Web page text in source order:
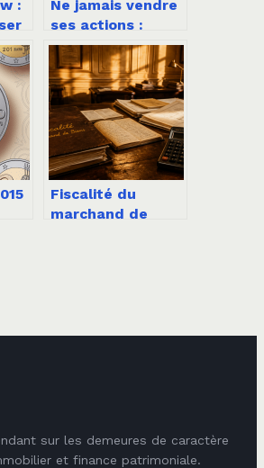
:
Ne jamais vendre
ses actions :
bonne ou
mauvaise
stratégie de long
terme ?
Fiscalité du
marchand de
sur les demeures de caractère
et finance patrimoniale.